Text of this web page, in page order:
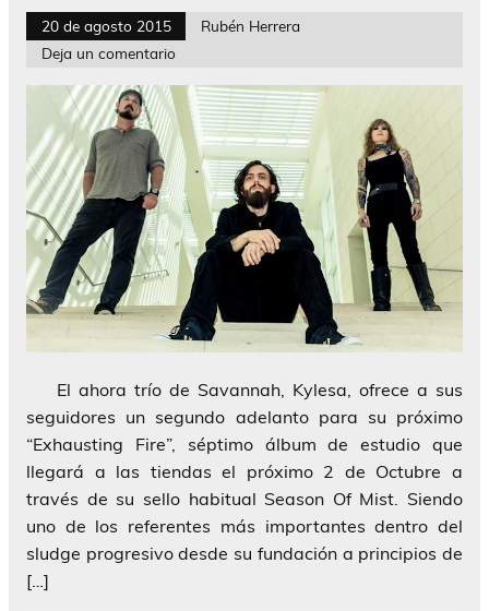
20 de agosto 2015
Rubén Herrera
Deja un comentario
El ahora trío de Savannah, Kylesa, ofrece a sus
seguidores un segundo adelanto para su próximo
“Exhausting Fire”, séptimo álbum de estudio que
llegará a las tiendas el próximo 2 de Octubre a
través de su sello habitual Season Of Mist. Siendo
uno de los referentes más importantes dentro del
sludge progresivo desde su fundación a principios de
[…]